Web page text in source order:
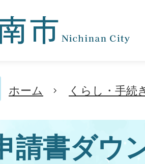
ホーム くらし・手続
請書ダウ